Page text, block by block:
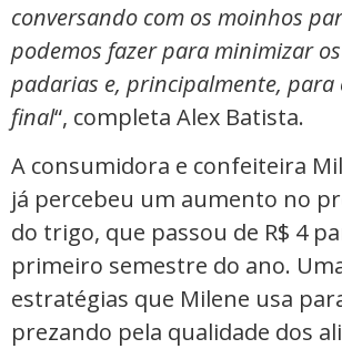
conversando com os moinhos
podemos fazer para minimizar
padarias e, principalmente, para
final“, completa Alex Batista.
A consumidora e confeiteira
já percebeu um aumento no
do trigo, que passou de R$ 4
primeiro semestre do ano.
estratégias que Milene usa
prezando pela qualidade dos